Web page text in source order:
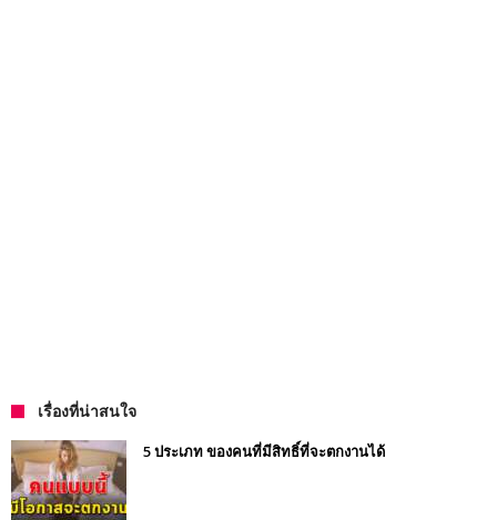
เรื่องที่น่าสนใจ
5 ประเภท ของคนที่มีสิทธิ์ที่จะตกงานได้